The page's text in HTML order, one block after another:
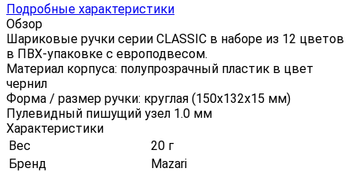
Подробные характеристики
Обзор
Шариковые ручки серии CLASSIC в наборе из 12 цветов
в ПВХ-упаковке с европодвесом.
Материал корпуса: полупрозрачный пластик в цвет
чернил
Форма / размер ручки: круглая (150x132x15 мм)
Пулевидный пишущий узел 1.0 мм
Характеристики
Вес
20 г
Бренд
Mazari